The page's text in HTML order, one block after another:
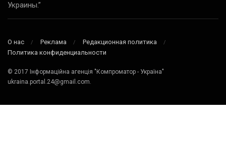
Украины.”
О нас Реклама
Редакционная политика
Политика конфиденциальности
© 2017 Інформаційна агенція "Компроматор - Україна"
ukraina.portal.24@gmail.com.